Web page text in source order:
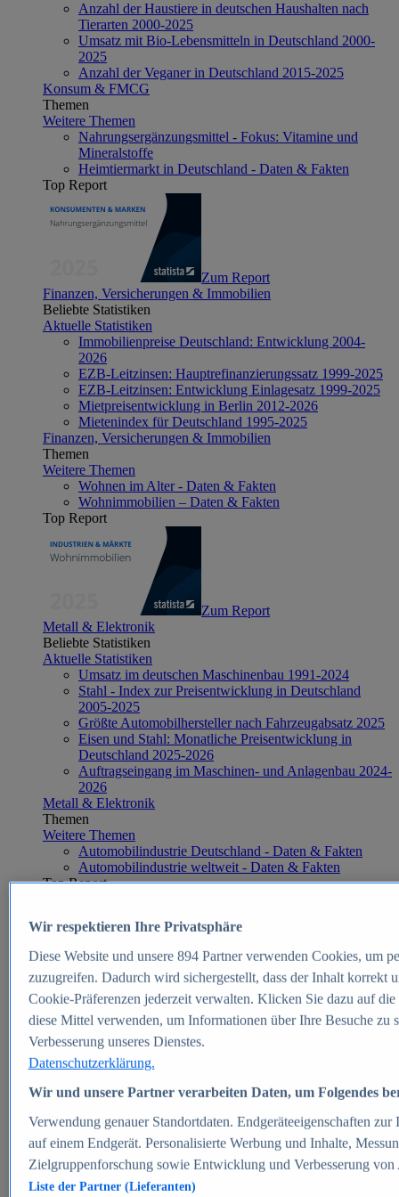
Anzahl der Haustiere in deutschen Haushalten nach
Tierarten 2000-2025
Umsatz mit Bio-Lebensmitteln in Deutschland 2000-
2025
Anzahl der Veganer in Deutschland 2015-2025
Konsum & FMCG
Themen
Weitere Themen
Nahrungsergänzungsmittel - Fokus: Vitamine und
Mineralstoffe
Heimtiermarkt in Deutschland - Daten & Fakten
Top Report
Zum Report
Finanzen, Versicherungen & Immobilien
Beliebte Statistiken
Aktuelle Statistiken
Immobilienpreise Deutschland: Entwicklung 2004-
2026
EZB-Leitzinsen: Hauptrefinanzierungssatz 1999-2025
EZB-Leitzinsen: Entwicklung Einlagesatz 1999-2025
Mietpreisentwicklung in Berlin 2012-2026
Mietenindex für Deutschland 1995-2025
Finanzen, Versicherungen & Immobilien
Themen
Weitere Themen
Wohnen im Alter - Daten & Fakten
Wohnimmobilien – Daten & Fakten
Top Report
Zum Report
Metall & Elektronik
Beliebte Statistiken
Aktuelle Statistiken
Umsatz im deutschen Maschinenbau 1991-2024
Stahl - Index zur Preisentwicklung in Deutschland
2005-2025
Größte Automobilhersteller nach Fahrzeugabsatz 2025
Eisen und Stahl: Monatliche Preisentwicklung in
Deutschland 2025-2026
Auftragseingang im Maschinen- und Anlagenbau 2024-
2026
Metall & Elektronik
Themen
Weitere Themen
Automobilindustrie Deutschland - Daten & Fakten
Automobilindustrie weltweit - Daten & Fakten
Top Report
Zum Report
E-commerce
Beliebte Statistiken
Aktuelle Statistiken
E-Commerce - Entwicklung des Umsatzes in
Deutschland 1999-2025
Umsatz von Amazon in Deutschland und weltweit
2010-2025
B2C-E-Commerce: Top-50 Online Shops in
Deutschland 2024
Marktanteile von Online-Zahlungsverfahren in
Deutschland 2024
Umsatzstarke Warengruppen im Online-Handel in
Deutschland 2023-2025
Wir respektieren Ihre Privatsphäre
Diese Website und unsere 894Partner verwenden Cookies, um
zuzugreifen. Dadurch wird sichergestellt, dass der Inhalt korrekt
Cookie-Präferenzen jederzeit verwalten. Klicken Sie dazu auf
diese Mittel verwenden, um Informationen über Ihre Besuche
Verbesserung unseres Dienstes.
Datenschutzerklärung.
Wir und unsere Partner verarbeiten Daten, um Folgendes
Verwendung genauer Standortdaten. Endgeräteeigenschaften
auf einem Endgerät. Personalisierte Werbung und Inhalte,
Zielgruppenforschung sowie Entwicklung und Verbesserung von
Liste der Partner (Lieferanten)